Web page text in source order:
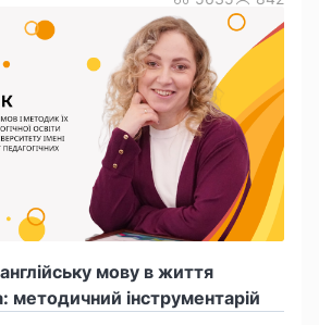
мову в життя
методичний інструментарій